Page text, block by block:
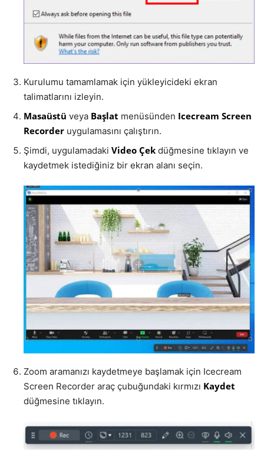
Kurulumu tamamlamak için yükleyicideki ekran
talimatlarını izleyin.
Masaüstü veya Başlat menüsünden Icecream Screen
Recorder uygulamasını çalıştırın.
Şimdi, uygulamadaki Video Çek düğmesine tıklayın ve
kaydetmek istediğiniz bir ekran alanı seçin.
Zoom aramanızı kaydetmeye başlamak için Icecream
Screen Recorder araç çubuğundaki kırmızı Kaydet
düğmesine tıklayın.